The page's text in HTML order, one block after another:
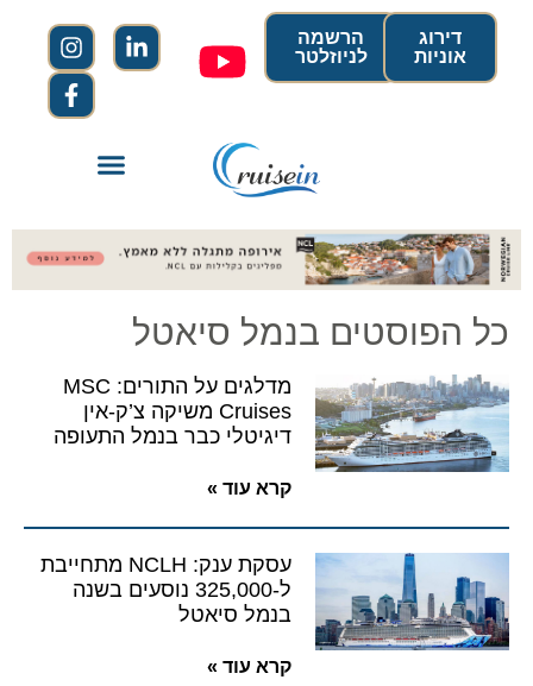
הרשמה
לניוזלטר
דירוג
אוניות
כל הפוסטים בנמל סיאטל
מדלגים על התורים: MSC
Cruises משיקה צ’ק-אין
דיגיטלי כבר בנמל התעופה
קרא עוד »
עסקת ענק: NCLH מתחייבת
ל-325,000 נוסעים בשנה
בנמל סיאטל
קרא עוד »